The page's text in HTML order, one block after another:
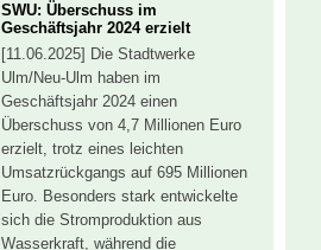
SWU: Überschuss im
Geschäftsjahr 2024 erzielt
[11.06.2025] Die Stadtwerke
Ulm/Neu-Ulm haben im
Geschäftsjahr 2024 einen
Überschuss von 4,7 Millionen Euro
erzielt, trotz eines leichten
Umsatzrückgangs auf 695 Millionen
Euro. Besonders stark entwickelte
sich die Stromproduktion aus
Wasserkraft, während die